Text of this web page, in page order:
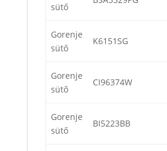
sütő
Gorenje
sütő
K6151SG
Gorenje
sütő
CI96374W
Gorenje
sütő
BI5223BB